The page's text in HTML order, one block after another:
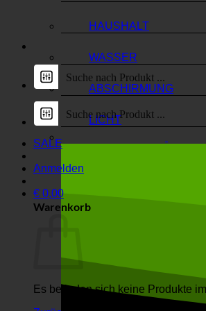
SALE
Anmelden
€ 0,00
Warenkorb
Es befinden sich keine Produkte
HAUSHALT
WASSER
ABSCHIRMUNG
LICHT